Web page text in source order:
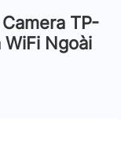
TP-
WiFi Ngoài